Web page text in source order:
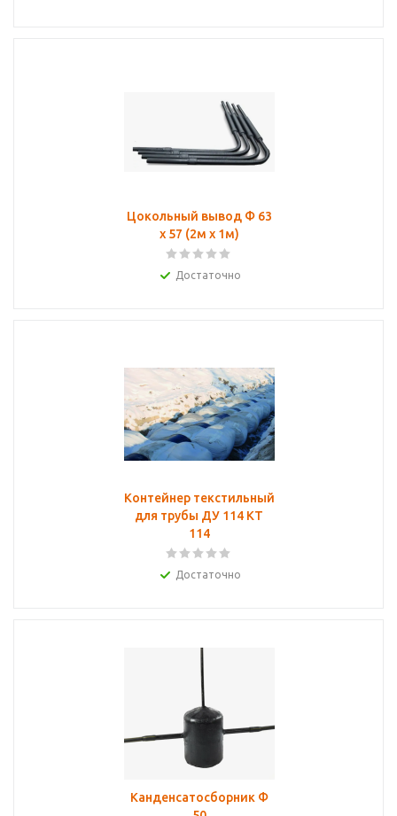
Цокольный вывод Ф 63
х 57 (2м х 1м)
Достаточно
Контейнер текстильный
для трубы ДУ 114 КТ
114
Достаточно
Канденсатосборник Ф